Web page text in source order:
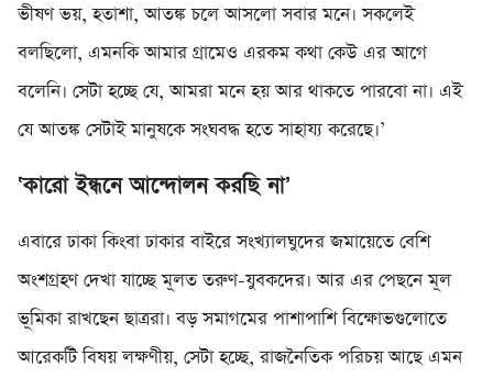
ভীষণ ভয়, হতাশা, আতঙ্ক চলে আসলো সবার মনে। সকলেই
বলছিলো, এমনকি আমার গ্রামেও এরকম কথা কেউ এর আগে
বলেনি। সেটা হচ্ছে যে, আমরা মনে হয় আর থাকতে পারবো না। এই
যে আতঙ্ক সেটাই মানুষকে সংঘবদ্ধ হতে সাহায্য করেছে।’
‘কারো ইন্ধনে আন্দোলন করছি না’
এবারে ঢাকা কিংবা ঢাকার বাইরে সংখ্যালঘুদের জমায়েতে বেশি
অংশগ্রহণ দেখা যাচ্ছে মূলত তরুণ-যুবকদের। আর এর পেছনে মূল
ভূমিকা রাখছেন ছাত্ররা। বড় সমাগমের পাশাপাশি বিক্ষোভগুলোতে
আরেকটি বিষয় লক্ষণীয়, সেটা হচ্ছে, রাজনৈতিক পরিচয় আছে এমন